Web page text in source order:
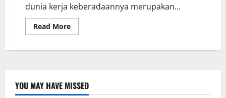
dunia kerja keberadaannya merupakan...
Read More
YOU MAY HAVE MISSED